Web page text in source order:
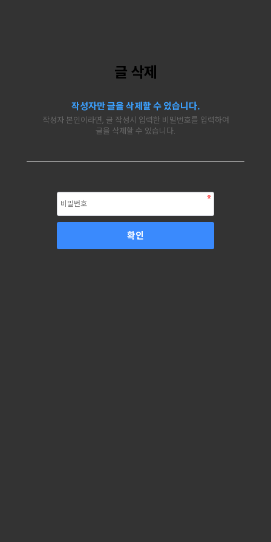
글 삭제
작성자만 글을 삭제할 수 있습니다.
작성자 본인이라면, 글 작성시 입력한 비밀번호를 입력하여
글을 삭제할 수 있습니다.